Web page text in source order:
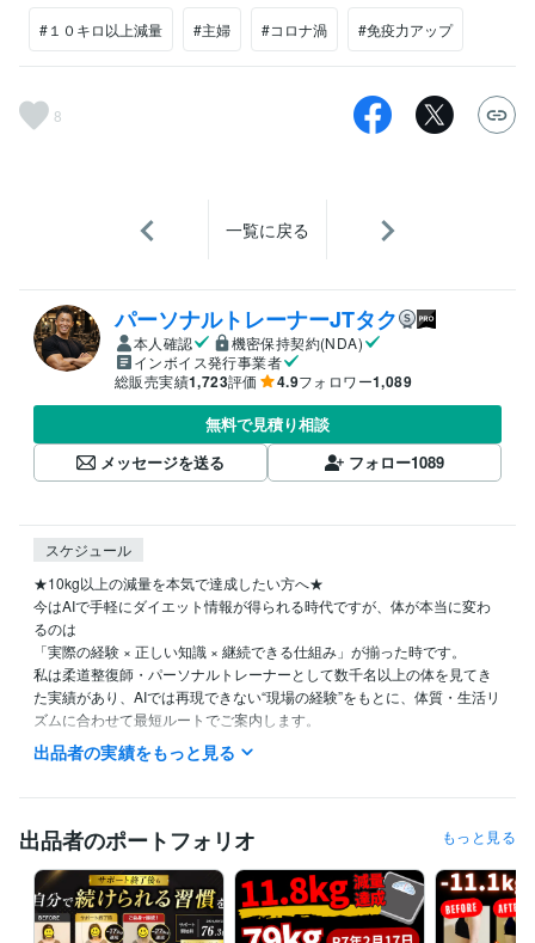
#１０キロ以上減量 #主婦 #コロナ渦 #免疫力アップ
8
一覧に戻る
パーソナルトレーナーJTタク
本人確認
機密保持契約(NDA)
インボイス発行事業者
総販売実績1,723評価 4.9フォロワー1,089
無料で見積り相談
メッセージを送る
フォロー1089
スケジュール
★10kg以上の減量を本気で達成したい方へ★
今はAIで手軽にダイエット情報が得られる時代ですが、体が本当に変わ
るのは
「実際の経験 × 正しい知識 × 継続できる仕組み」が揃った時です。
私は柔道整復師・パーソナルトレーナーとして数千名以上の体を見てき
た実績があり、AIでは再現できない“現場の経験”をもとに、体質・生活リ
ズムに合わせて最短ルートでご案内します。
この時代のAIで管理を効率化しつつ、停滞期の突破やメンタル面のサポ
る1ヶ月を全力でサポートします。
★ご購入ご検討の方へお知らせ★
ご購入についてご不明な点やご不安なことがありましたらお気軽にメッ
セージにてご連絡お待ちしております。
出品者の実績をもっと見る
出品者のポートフォリオ もっと見る